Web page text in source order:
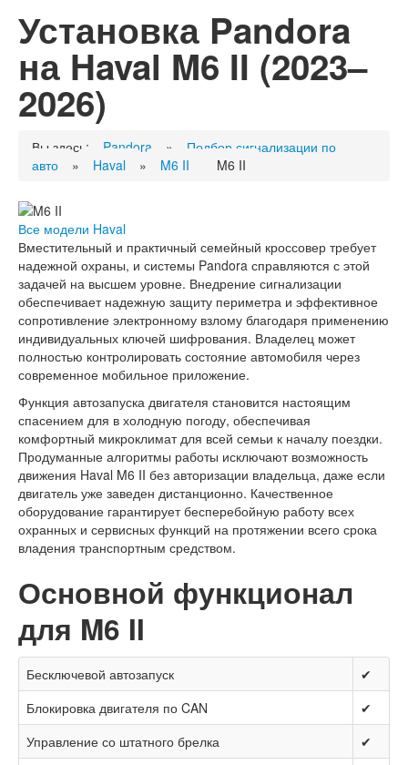
Установка Pandora
на Haval M6 II (2023–
2026)
Вы здесь: Pandora »
Подбор сигнализации по
авто
» Haval » M6 II M6 II
Все модели Haval
Вместительный и практичный семейный кроссовер требует
надежной охраны, и системы Pandora справляются с этой
задачей на высшем уровне. Внедрение сигнализации
обеспечивает надежную защиту периметра и эффективное
сопротивление электронному взлому благодаря применению
индивидуальных ключей шифрования. Владелец может
полностью контролировать состояние автомобиля через
современное мобильное приложение.
Функция автозапуска двигателя становится настоящим
спасением для в холодную погоду, обеспечивая
комфортный микроклимат для всей семьи к началу поездки.
Продуманные алгоритмы работы исключают возможность
движения Haval M6 II без авторизации владельца, даже если
двигатель уже заведен дистанционно. Качественное
оборудование гарантирует бесперебойную работу всех
охранных и сервисных функций на протяжении всего срока
владения транспортным средством.
Основной функционал
для M6 II
Бесключевой автозапуск
✔
Блокировка двигателя по CAN
✔
Управление со штатного брелка
✔